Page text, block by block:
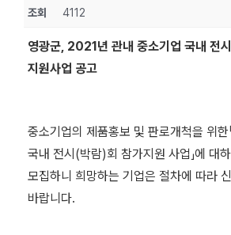
조회 4112
영광군, 2021년 관내 중소기업 국내 전
지원사업 공고
중소기업의 제품홍보 및 판로개척을 위한
국내 전시(박람)회 참가지원 사업」에 대
모집하니 희망하는 기업은 절차에 따라
바랍니다.